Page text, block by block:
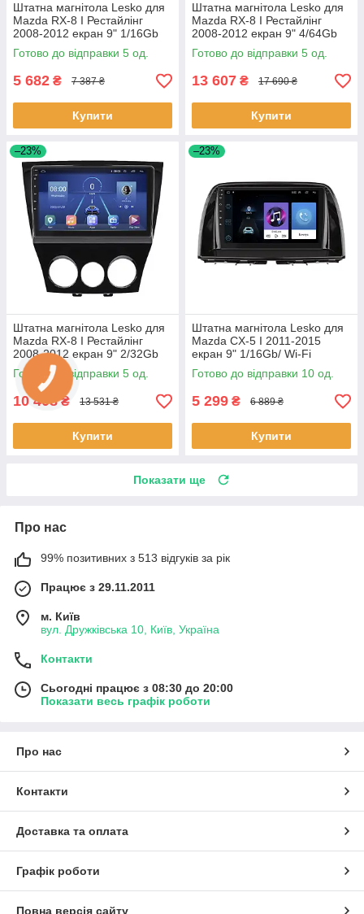
Штатна магнітола Lesko для
Mazda RX-8 I Рестайлінг
2008-2012 екран 9" 1/16Gb
Wi-Fi GPS Base 5 шт.
Готово до відправки 5 од.
5 682 ₴ 7 387 ₴
Купити
Штатна магнітола Lesko для
Mazda RX-8 I Рестайлінг
2008-2012 екран 9" 4/64Gb
4G Wi-Fi GPS Top 5 шт.
Готово до відправки 5 од.
13 607 ₴ 17 690 ₴
Купити
–23%
Штатна магнітола Lesko для
Mazda RX-8 I Рестайлінг
2008-2012 екран 9" 2/32Gb
4G Wi-Fi GPS Top 5 шт.
Готово до відправки 5 од.
10 408₴ 13 531 ₴
Купити
–23%
Штатна магнітола Lesko для
Mazda CX-5 I 2011-2015
екран 9" 1/16Gb/ Wi-Fi
Optima GPS Android Мазда
10 шт.
Готово до відправки 10 од.
5 299 ₴ 6 889 ₴
Купити
Показати ще
Про нас
99% позитивних з 513 відгуків за рік
Працює з 29.11.2011
м. Київ
вул. Дружківська 10, Київ, Україна
Контакти
Сьогодні працює з 08:30 до 20:00
Показати весь графік роботи
Про нас
Контакти
Доставка та оплата
Графік роботи
Повна версія сайту